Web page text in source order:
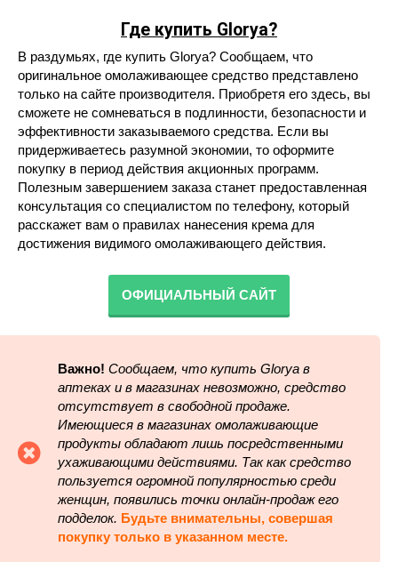
Где купить Glorya?
В раздумьях, где купить Glorya? Сообщаем, что
оригинальное омолаживающее средство представлено
только на сайте производителя. Приобретя его здесь, вы
сможете не сомневаться в подлинности, безопасности и
эффективности заказываемого средства. Если вы
придерживаетесь разумной экономии, то оформите
покупку в период действия акционных программ.
Полезным завершением заказа станет предоставленная
консультация со специалистом по телефону, который
расскажет вам о правилах нанесения крема для
достижения видимого омолаживающего действия.
ОФИЦИАЛЬНЫЙ САЙТ
Важно! Сообщаем, что купить Glorya в
аптеках и в магазинах невозможно, средство
отсутствует в свободной продаже.
Имеющиеся в магазинах омолаживающие
продукты обладают лишь посредственными
ухаживающими действиями. Так как средство
пользуется огромной популярностью среди
женщин, появились точки онлайн-продаж его
подделок. Будьте внимательны, совершая
покупку только в указанном месте.